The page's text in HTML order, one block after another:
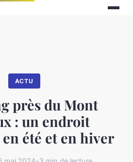
ACTU
près du Mont
: un endroit
été et en hiver